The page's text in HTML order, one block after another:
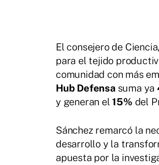
El consejero de
para el tejido
comunidad con más
Hub Defensasuma ya
y generan el 15% del
Sánchez remarcó la
desarrollo y la
apuesta por la